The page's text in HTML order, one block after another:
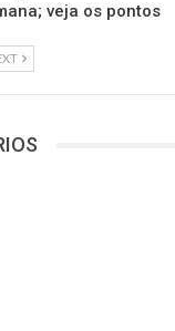
veja os pontos